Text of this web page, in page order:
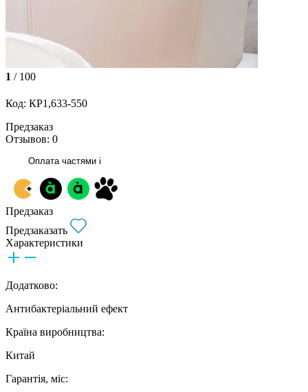
1 / 100
Код: КР1,633-550
Предзаказ
Отзывов: 0
Оплата частями i
Предзаказ
Предзаказать
Характеристики
Додатково:
Антибактеріальний ефект
Країна виробництва:
Китай
Гарантія, міс: